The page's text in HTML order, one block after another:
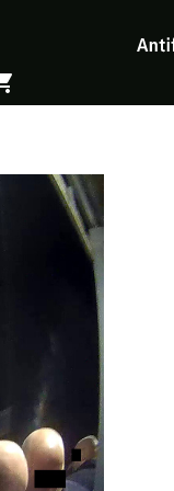
Warenkorb öffnen